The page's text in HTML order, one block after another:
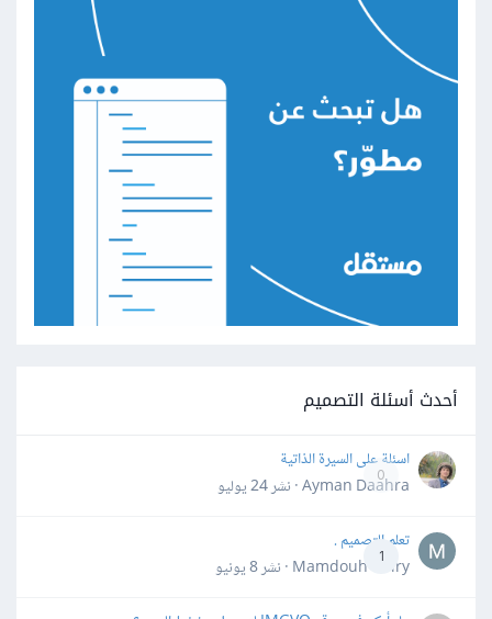
أحدث أسئلة التصميم
0
اسئلة على السيرة الذاتية
Ayman Daahra · نشر
24 يوليو
1
تعلم التصميم .
Mamdouh Khiry · نشر
8 يونيو